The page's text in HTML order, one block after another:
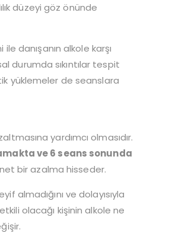
düzeyi göz önünde
danışanın alkole karşı
durumda sıkıntılar tespit
yüklemeler de seanslara
yardımcı olmasıdır.
ve 6 seans sonunda
bir azalma hisseder.
almadığını ve dolayısıyla
olacağı kişinin alkole ne